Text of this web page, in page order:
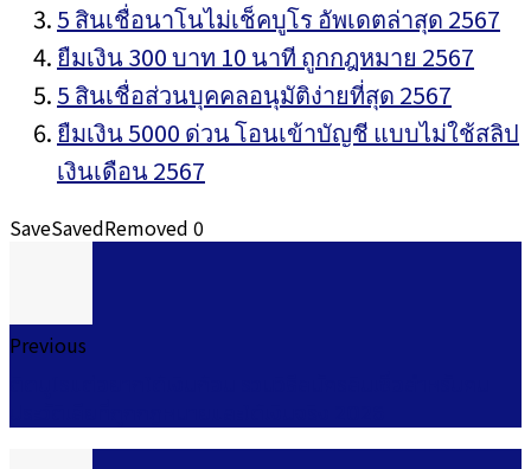
5 สินเชื่อนาโนไม่เช็คบูโร อัพเดตล่าสุด 2567
ยืมเงิน 300 บาท 10 นาที ถูกกฎหมาย 2567
5 สินเชื่อส่วนบุคคลอนุมัติง่ายที่สุด 2567
ยืมเงิน 5000 ด่วน โอนเข้าบัญชี แบบไม่ใช้สลิป
เงินเดือน 2567
SaveSavedRemoved 0
Previous